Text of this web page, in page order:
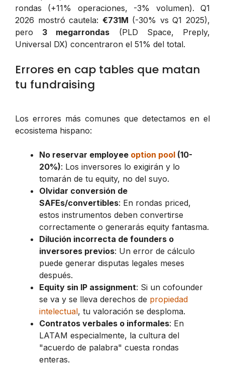
rondas (+11% operaciones, -3% volumen). Q1
2026 mostró cautela: €731M (-30% vs Q1 2025),
pero 3 megarrondas (PLD Space, Preply,
Universal DX) concentraron el 51% del total.
Errores en cap tables que matan
tu fundraising
Los errores más comunes que detectamos en el
ecosistema hispano:
No reservar employee option pool (10-
20%): Los inversores lo exigirán y lo
tomarán de tu equity, no del suyo.
Olvidar conversión de
SAFEs/convertibles: En rondas priced,
estos instrumentos deben convertirse
correctamente o generarás equity fantasma.
Dilución incorrecta de founders o
inversores previos: Un error de cálculo
puede generar disputas legales meses
después.
Equity sin IP assignment: Si un cofounder
se va y se lleva derechos de propiedad
intelectual, tu valoración se desploma.
Contratos verbales o informales: En
LATAM especialmente, la cultura del
"acuerdo de palabra" cuesta rondas
enteras.